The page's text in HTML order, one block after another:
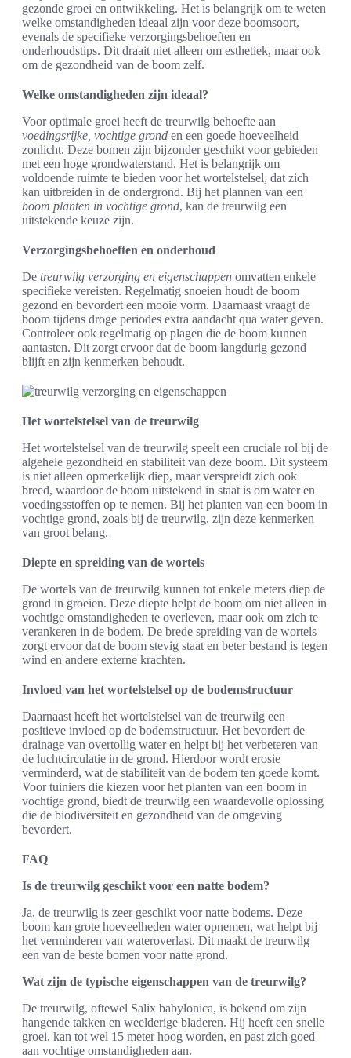
gezonde groei en ontwikkeling. Het is belangrijk om te weten
welke omstandigheden ideaal zijn voor deze boomsoort,
evenals de specifieke verzorgingsbehoeften en
onderhoudstips. Dit draait niet alleen om esthetiek, maar ook
om de gezondheid van de boom zelf.
Welke omstandigheden zijn ideaal?
Voor optimale groei heeft de treurwilg behoefte aan
voedingsrijke, vochtige grond en een goede hoeveelheid
zonlicht. Deze bomen zijn bijzonder geschikt voor gebieden
met een hoge grondwaterstand. Het is belangrijk om
voldoende ruimte te bieden voor het wortelstelsel, dat zich
kan uitbreiden in de ondergrond. Bij het plannen van een
boom planten in vochtige grond, kan de treurwilg een
uitstekende keuze zijn.
Verzorgingsbehoeften en onderhoud
De treurwilg verzorging en eigenschappen omvatten enkele
specifieke vereisten. Regelmatig snoeien houdt de boom
gezond en bevordert een mooie vorm. Daarnaast vraagt de
boom tijdens droge periodes extra aandacht qua water geven.
Controleer ook regelmatig op plagen die de boom kunnen
aantasten. Dit zorgt ervoor dat de boom langdurig gezond
blijft en zijn kenmerken behoudt.
Het wortelstelsel van de treurwilg
Het wortelstelsel van de treurwilg speelt een cruciale rol bij de
algehele gezondheid en stabiliteit van deze boom. Dit systeem
is niet alleen opmerkelijk diep, maar verspreidt zich ook
breed, waardoor de boom uitstekend in staat is om water en
voedingsstoffen op te nemen. Bij het planten van een boom in
vochtige grond, zoals bij de treurwilg, zijn deze kenmerken
van groot belang.
Diepte en spreiding van de wortels
De wortels van de treurwilg kunnen tot enkele meters diep de
grond in groeien. Deze diepte helpt de boom om niet alleen in
vochtige omstandigheden te overleven, maar ook om zich te
verankeren in de bodem. De brede spreiding van de wortels
zorgt ervoor dat de boom stevig staat en beter bestand is tegen
wind en andere externe krachten.
Invloed van het wortelstelsel op de bodemstructuur
Daarnaast heeft het wortelstelsel van de treurwilg een
positieve invloed op de bodemstructuur. Het bevordert de
drainage van overtollig water en helpt bij het verbeteren van
de luchtcirculatie in de grond. Hierdoor wordt erosie
verminderd, wat de stabiliteit van de bodem ten goede komt.
Voor tuiniers die kiezen voor het planten van een boom in
vochtige grond, biedt de treurwilg een waardevolle oplossing
die de biodiversiteit en gezondheid van de omgeving
bevordert.
FAQ
Is de treurwilg geschikt voor een natte bodem?
Ja, de treurwilg is zeer geschikt voor natte bodems. Deze
boom kan grote hoeveelheden water opnemen, wat helpt bij
het verminderen van wateroverlast. Dit maakt de treurwilg
een van de beste bomen voor natte grond.
Wat zijn de typische eigenschappen van de treurwilg?
De treurwilg, oftewel Salix babylonica, is bekend om zijn
hangende takken en weelderige bladeren. Hij heeft een snelle
groei, kan tot wel 15 meter hoog worden, en past zich goed
aan vochtige omstandigheden aan.